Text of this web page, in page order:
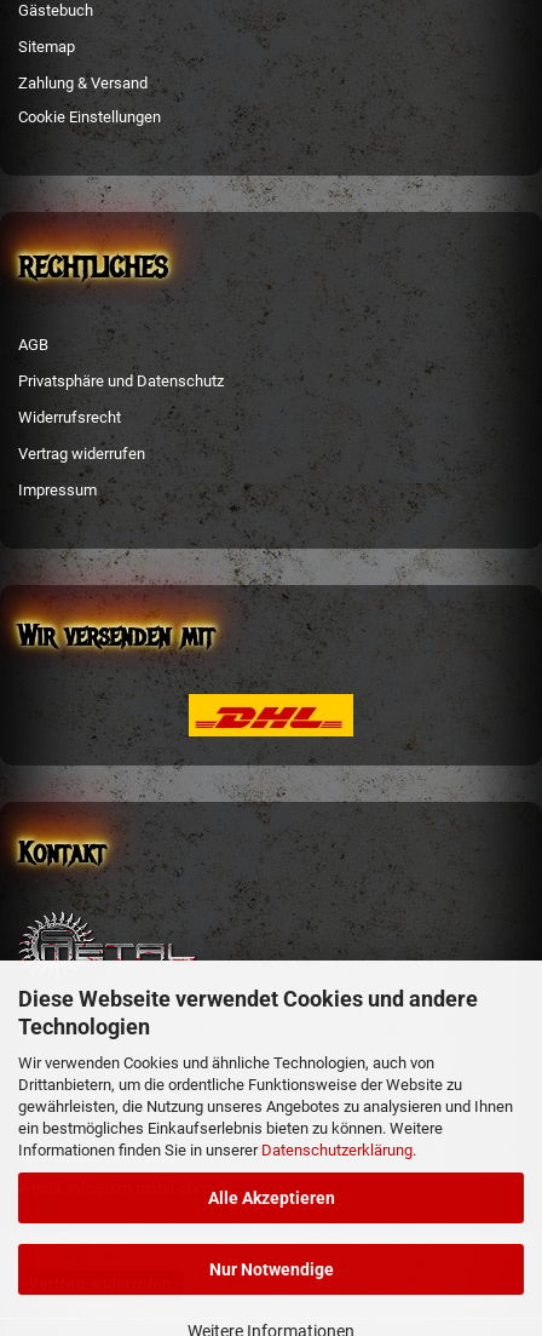
Diese Webseite verwendet Cookies und andere
Technologien
Wir verwenden Cookies und ähnliche Technologien, auch von
Drittanbietern, um die ordentliche Funktionsweise der Website zu
gewährleisten, die Nutzung unseres Angebotes zu analysieren und Ihnen
ein bestmögliches Einkaufserlebnis bieten zu können. Weitere
Informationen finden Sie in unserer Datenschutzerklärung.
Alle Akzeptieren
Nur Notwendige
Weitere Informationen
Gästebuch
Sitemap
Zahlung & Versand
Cookie Einstellungen
RECHTLICHES
AGB
Privatsphäre und Datenschutz
Widerrufsrecht
Vertrag widerrufen
Impressum
Wir versenden mit
Kontakt
sm-metal-shop
Steffen Mehler
Schachen 51
36129 Gersfeld
Telefon: 06654/919358
e-mail: info@sm-metal-shop.de